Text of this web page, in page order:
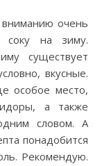
соку на зиму.
существует
вкусные.
особое место,
а также
словом. А
понадобится
Рекомендую.